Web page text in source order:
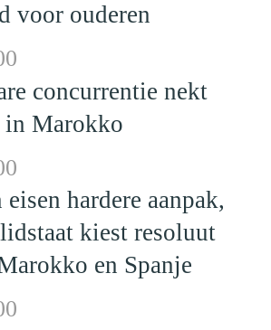
voor ouderen
concurrentie nekt
Marokko
hardere aanpak,
kiest resoluut
en Spanje